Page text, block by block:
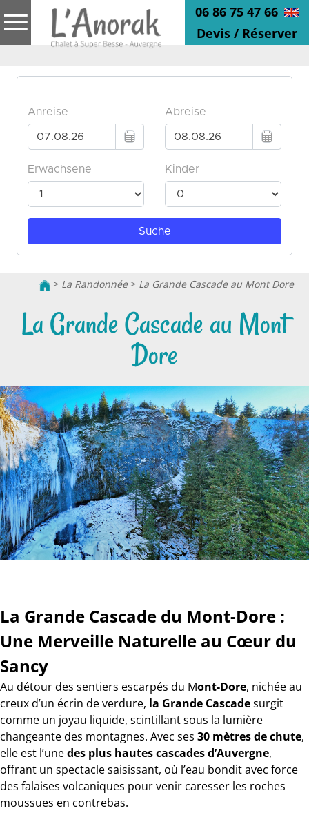
06 86 75 47 66
Devis / Réserver
> La Randonnée> La Grande Cascade au Mont Dore
La Grande Cascade au Mont
Dore
La Grande Cascade du Mont-Dore :
Une Merveille Naturelle au Cœur du
Sancy
Au détour des sentiers escarpés du Mont-Dore, nichée au
creux d’un écrin de verdure, la Grande Cascadesurgit
comme un joyau liquide, scintillant sous la lumière
changeante des montagnes. Avec ses 30 mètres de chute,
elle est l’unedes plus hautes cascades d’Auvergne,
offrant un spectacle saisissant, où l’eau bondit avec force
des falaises volcaniques pour venir caresser les roches
moussues en contrebas.